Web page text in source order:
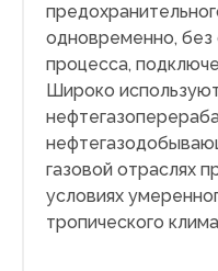
одновременно, без
процесса,
Широко
газовой отраслях
условиях
тропического